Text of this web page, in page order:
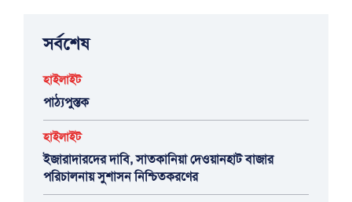
সর্বশেষ
হাইলাইট
পাঠ্যপুস্তক
হাইলাইট
ইজারাদারদের দাবি, সাতকানিয়া দেওয়ানহাট বাজার
পরিচালনায় সুশাসন নিশ্চিতকরণের